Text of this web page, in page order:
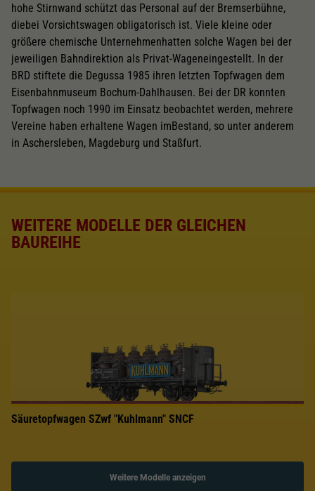
hohe Stirnwand schützt das Personal auf der Bremserbühne,
diebei Vorsichtswagen obligatorisch ist. Viele kleine oder
größere chemische Unternehmenhatten solche Wagen bei der
jeweiligen Bahndirektion als Privat-Wageneingestellt. In der
BRD stiftete die Degussa 1985 ihren letzten Topfwagen dem
Eisenbahnmuseum Bochum-Dahlhausen. Bei der DR konnten
Topfwagen noch 1990 im Einsatz beobachtet werden, mehrere
Vereine haben erhaltene Wagen imBestand, so unter anderem
in Aschersleben, Magdeburg und Staßfurt.
WEITERE MODELLE DER GLEICHEN
BAUREIHE
Säuretopfwagen SZwf "Kuhlmann" SNCF
Weitere Modelle anzeigen